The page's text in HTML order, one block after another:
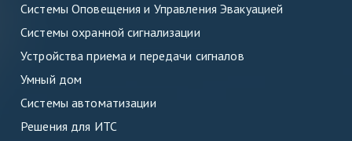
Системы Оповещения и Управления Эвакуацией
Системы охранной сигнализации
Устройства приема и передачи сигналов
Умный дом
Системы автоматизации
Решения для ИТС